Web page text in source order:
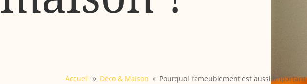
Accueil 9 Déco & Maison 9 Pourquoi l’ameublement est aussi